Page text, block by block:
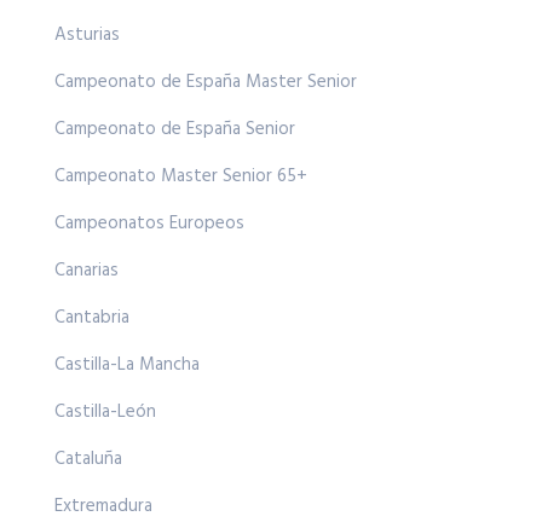
Asturias
Campeonato de España Master Senior
Campeonato de España Senior
Campeonato Master Senior 65+
Campeonatos Europeos
Canarias
Cantabria
Castilla-La Mancha
Castilla-León
Cataluña
Extremadura